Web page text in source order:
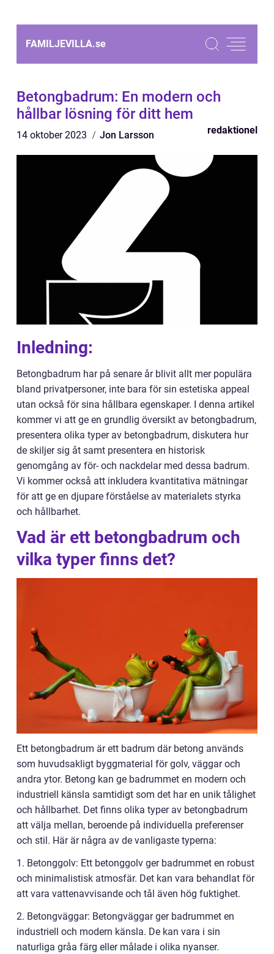
FAMILJEVILLA.se
Betongbadrum: En modern och
hållbar lösning för ditt hem
14 oktober 2023 Jon Larsson redaktionel
Inledning:
Betongbadrum har på senare år blivit allt mer populära
bland privatpersoner, inte bara för sin estetiska appeal
utan också för sina hållbara egenskaper. I denna artikel
kommer vi att ge en grundlig översikt av betongbadrum,
presentera olika typer av betongbadrum, diskutera hur
de skiljer sig åt samt presentera en historisk
genomgång av för- och nackdelar med dessa badrum.
Vi kommer också att inkludera kvantitativa mätningar
för att ge en djupare förståelse av materialets styrka
och hållbarhet.
Vad är ett betongbadrum och
vilka typer finns det?
Ett betongbadrum är ett badrum där betong används
som huvudsakligt byggmaterial för golv, väggar och
andra ytor. Betong kan ge badrummet en modern och
industriell känsla samtidigt som det har en unik tålighet
och hållbarhet. Det finns olika typer av betongbadrum
att välja mellan, beroende på individuella preferenser
och stil. Här är några av de vanligaste typerna:
1. Betonggolv: Ett betonggolv ger badrummet en robust
och minimalistisk atmosfär. Det kan vara behandlat för
att vara vattenavvisande och tål även hög fuktighet.
2. Betongväggar: Betongväggar ger badrummet en
industriell och modern känsla. De kan vara i sin
naturliga gråa färg eller målade i olika nyanser.